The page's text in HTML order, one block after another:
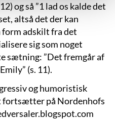
og så ”1 lad os kalde det
altså det der kan
form adskilt fra det
sig som noget
sætning: ”Det fremgår af
(s. 11).
og humoristisk
fortsætter på Nordenhofs